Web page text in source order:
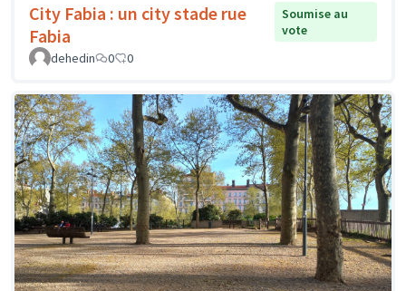
City Fabia : un city stade rue
Fabia
Soumise au
vote
dehedin
0 0